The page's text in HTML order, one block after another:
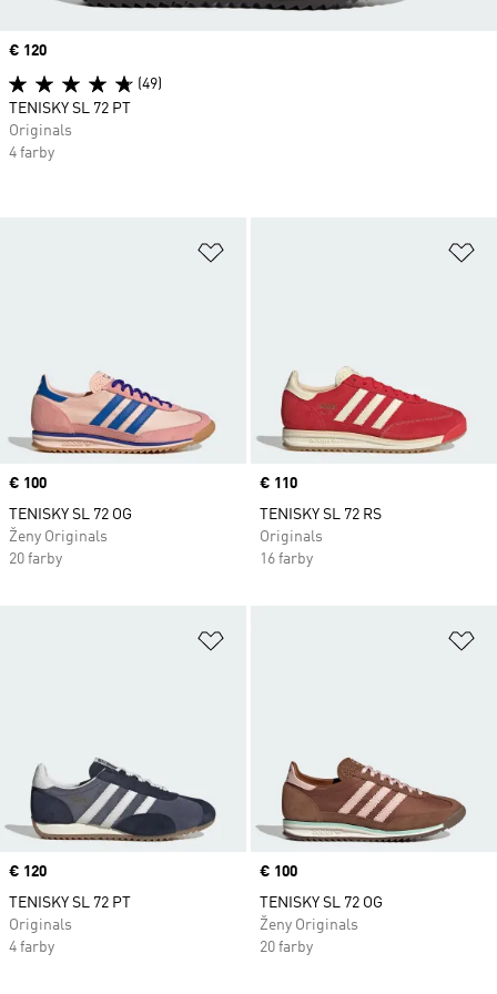
Pridať do zoznamu želaných
Price
€ 100
TENISKY SL 72 OG
Ženy Originals
20 farby
Price
€ 110
TENISKY SL 72 RS
Originals
16 farby
Pridať do zoznamu želaných
Price
€ 120
TENISKY SL 72 PT
Originals
4 farby
Price
€ 100
TENISKY SL 72 OG
Ženy Originals
20 farby
Price
€ 120
(49)
TENISKY SL 72 PT
Originals
4 farby